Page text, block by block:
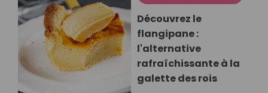
Découvrez le
flangipane :
l'alternative
rafraîchissante à la
galette des rois